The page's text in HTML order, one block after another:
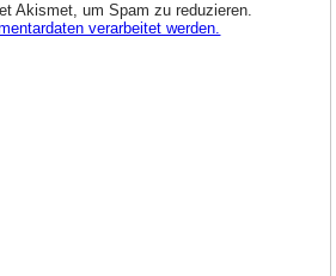
Akismet, um Spam zu reduzieren.
verarbeitet werden.